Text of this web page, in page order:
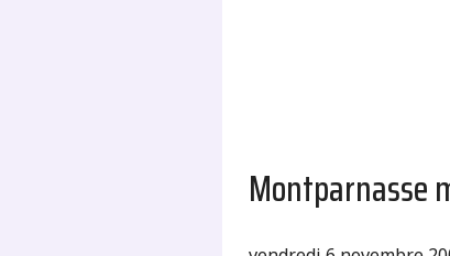
Montparnasse